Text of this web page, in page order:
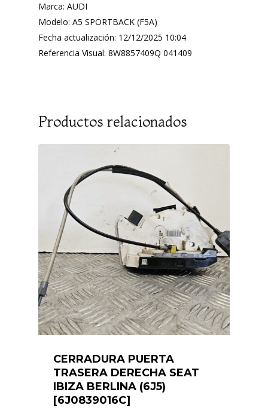
Marca: AUDI
Modelo: A5 SPORTBACK (F5A)
Fecha actualización: 12/12/2025 10:04
Referencia Visual: 8W8857409Q 041409
Productos relacionados
CERRADURA PUERTA
TRASERA DERECHA SEAT
IBIZA BERLINA (6J5)
[6J0839016C]